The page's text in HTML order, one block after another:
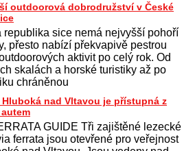
outdoorová dobrodružství v České
republika sice nemá nejvyšší pohoří
přesto nabízí překvapivě pestrou
aktivit po celý rok. Od
skalách a horské turistiky až po
chráněnou
Hluboká nad Vltavou je přístupná z
GUIDE Tři zajištěné lezecké
ferrata jsou otevřené pro veřejnost